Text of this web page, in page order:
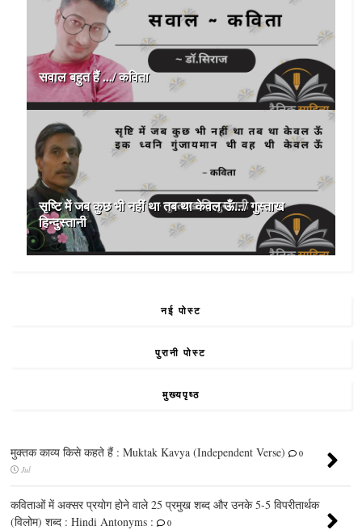
सवाल बहुत हैं .../ कविता
सृष्टि में जब कुछ भी नहीं था तब था केवल ऊँ.../ गुस्ताख
हिन्दुस्तानी
नई पोस्ट
पुरानी पोस्ट
मुख्यपृष्ठ
मुक्तक काव्य किसे कहते हैं : Muktak Kavya (Independent Verse)
0
Jul
कविताओं में अक्सर प्रयोग होने वाले 25 प्रमुख शब्द और उनके 5-5 विपरीतार्थक
(विलोम) शब्द : Hindi Antonyms :
0